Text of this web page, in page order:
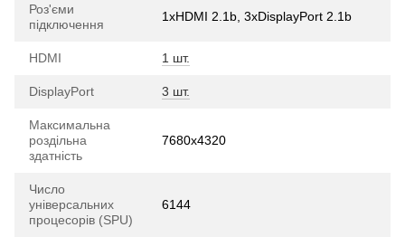
Роз'єми
підключення
1xHDMI 2.1b, 3хDisplayPort 2.1b
HDMI 1 шт.
DisplayPort 3 шт.
Максимальна
роздільна
здатність
7680x4320
Число
універсальних
процесорів (SPU)
6144